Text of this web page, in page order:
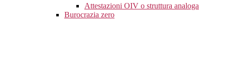
Attestazioni OIV o struttura analoga
Burocrazia zero